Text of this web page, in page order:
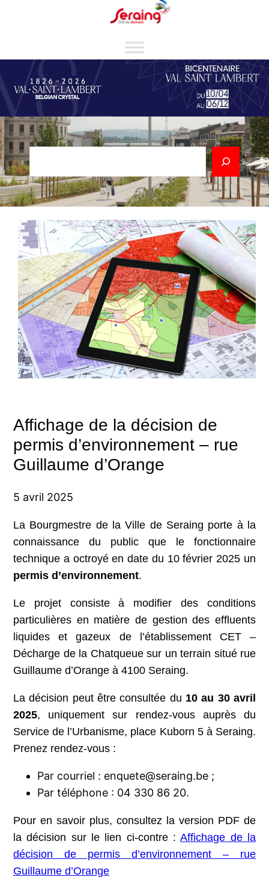
Rechercher
Affichage de la décision de
permis d’environnement – rue
Guillaume d’Orange
5 avril 2025
La Bourgmestre de la Ville de Seraing porte à la
connaissance du public que le fonctionnaire
technique a octroyé en date du 10 février 2025 un
permis d’environnement.
Le projet consiste à modifier des conditions
particulières en matière de gestion des effluents
liquides et gazeux de l’établissement CET –
Décharge de la Chatqueue sur un terrain situé rue
Guillaume d’Orange à 4100 Seraing.
La décision peut être consultée du 10 au 30 avril
2025, uniquement sur rendez-vous auprès du
Service de l’Urbanisme, place Kuborn 5 à Seraing.
Prenez rendez-vous :
Par courriel : enquete@seraing.be ;
Par téléphone : 04 330 86 20.
Pour en savoir plus, consultez la version PDF de
la décision sur le lien ci-contre :Affichage de la
décision de permis d’environnement – rue
Guillaume d’Orange
Cookies management panel